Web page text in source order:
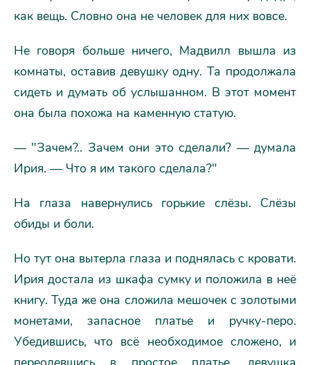
как вещь. Словно она не человек для них вовсе.
Не говоря больше ничего, Мадвилл вышла из
комнаты, оставив девушку одну. Та продолжала
сидеть и думать об услышанном. В этот момент
она была похожа на каменную статую.
— "Зачем?.. Зачем они это сделали? — думала
Ирия. — Что я им такого сделала?"
На глаза навернулись горькие слёзы. Слёзы
обиды и боли.
Но тут она вытерла глаза и поднялась с кровати.
Ирия достала из шкафа сумку и положила в неё
книгу. Туда же она сложила мешочек с золотыми
монетами, запасное платье и ручку-перо.
Убедившись, что всё необходимое сложено, и